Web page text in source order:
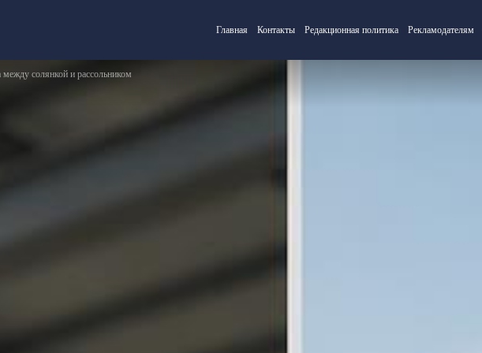
Главная Контакты Редакционная политика Рекламодателям
между солянкой и рассольником